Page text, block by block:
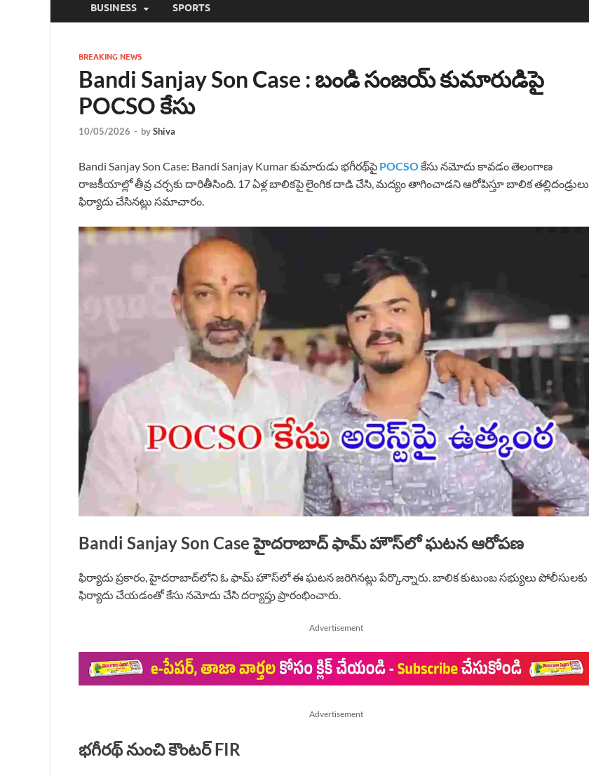
BUSINESS SPORTS
BREAKING NEWS
Bandi Sanjay Son Case : బండి సంజయ్ కుమారుడిపై
POCSO కేసు
10/05/2026 - byShiva
Bandi Sanjay Son Case: Bandi Sanjay Kumar కుమారుడు భగీరథ్‌పై POCSOకేసు నమోదు కావడం తెలంగాణ
రాజకీయాల్లో తీవ్ర చర్చకు దారితీసింది. 17 ఏళ్ల బాలికపై లైంగిక దాడి చేసి, మద్యం తాగించాడని ఆరోపిస్తూ బాలిక తల్లిదండ్రులు
ఫిర్యాదు చేసినట్లు సమాచారం.
Bandi Sanjay Son Case హైదరాబాద్ ఫామ్ హౌస్‌లో ఘటన ఆరోపణ
ఫిర్యాదు ప్రకారం, హైదరాబాద్‌లోని ఓ ఫామ్ హౌస్‌లో ఈ ఘటన జరిగినట్లు పేర్కొన్నారు. బాలిక కుటుంబ సభ్యులు పోలీసులకు
ఫిర్యాదు చేయడంతో కేసు నమోదు చేసి దర్యాప్తు ప్రారంభించారు.
Advertisement
Advertisement
భగీరథ్ నుంచి కౌంటర్ FIR